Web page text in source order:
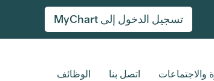
تسجيل الدخول إلى MyChart
والاجتماعات اتصل بنا الوظائف